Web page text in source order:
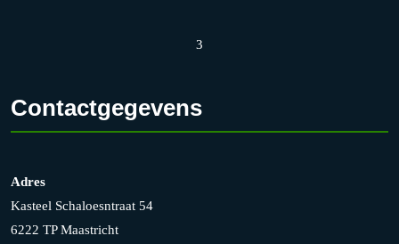
3
Contactgegevens
Adres
Kasteel Schaloesntraat 54
6222 TP Maastricht